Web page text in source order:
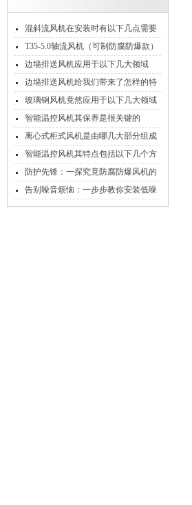
混斜流风机在安装时有以下几点需要
注意！
T35-5.0轴流风机（可制防腐防爆款）
边墙排送风机应用于以下几大领域
边墙排送风机给我们带来了怎样的特
点呢？
玻璃钢风机竟然应用于以下几大领域
智能温控风机其保养是很关键的
离心式柜式风机是由哪几大部分组成
的呢？
智能温控风机其特点包括以下几个方
面
防护先锋：一探究竟防腐防爆风机的
神秘构造
告别噪音烦恼：一步步教你安装低噪
声轴流式风机